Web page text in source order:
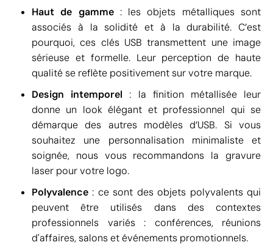
Haut de gamme: les objets métalliques sont
associés à la solidité et à la durabilité. C’est
pourquoi, ces clés USB transmettent une image
sérieuse et formelle. Leur perception de haute
qualité se reflète positivement sur votre marque.
Design intemporel : la finition métallisée leur
donne un look élégant et professionnel qui se
démarque des autres modèles d’USB. Si vous
souhaitez une personnalisation minimaliste et
soignée, nous vous recommandons la gravure
laser pour votre logo.
Polyvalence : ce sont des objets polyvalents qui
peuvent être utilisés dans des contextes
professionnels variés : conférences, réunions
d'affaires, salons et événements promotionnels.